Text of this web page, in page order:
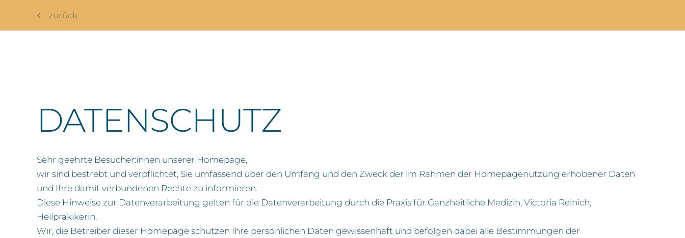
zurück
DATENSCHUTZ
Sehr geehrte Besucher:innen unserer Homepage,
wir sind bestrebt und verpflichtet, Sie umfassend über den Umfang und den Zweck der im Rahmen der Homepagenutzung erhobener Daten
und Ihre damit verbundenen Rechte zu informieren.
Diese Hinweise zur Datenverarbeitung gelten für die Datenverarbeitung durch die Praxis für Ganzheitliche Medizin, Victoria Reinich,
Heilprakikerin.
Wir, die Betreiber dieser Homepage schützen Ihre persönlichen Daten gewissenhaft und befolgen dabei alle Bestimmungen der